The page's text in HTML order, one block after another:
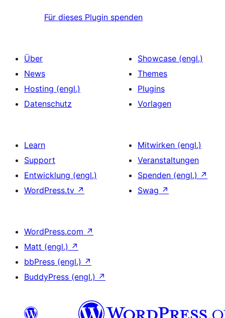
Für dieses Plugin spenden
Über
News
Hosting (engl.)
Datenschutz
Showcase (engl.)
Themes
Plugins
Vorlagen
Learn
Support
Entwicklung (engl.)
WordPress.tv ↗
Mitwirken (engl.)
Veranstaltungen
Spenden (engl.) ↗
Swag ↗
WordPress.com ↗
Matt (engl.) ↗
bbPress (engl.) ↗
BuddyPress (engl.) ↗